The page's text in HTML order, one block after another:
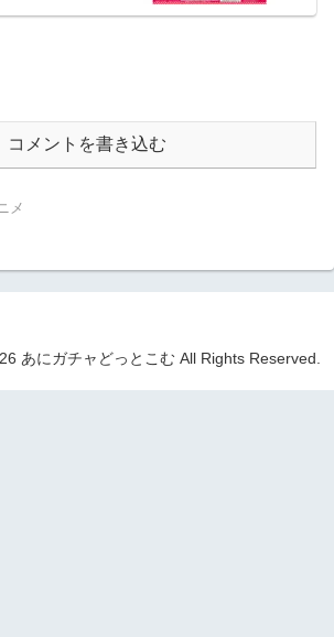
コメントを書き込む
メ
あにガチャどっとこむ All Rights Reserved.